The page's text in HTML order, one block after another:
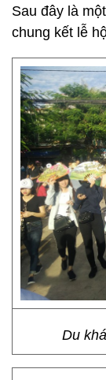
Sau đây là
chung kết lễ
Du